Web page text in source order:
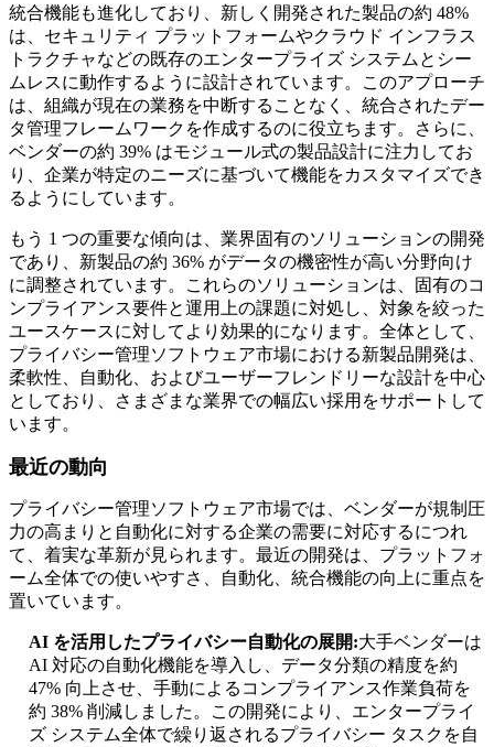
統合機能も進化しており、新しく開発された製品の約 48%
は、セキュリティ プラットフォームやクラウド インフラス
トラクチャなどの既存のエンタープライズ システムとシー
ムレスに動作するように設計されています。このアプローチ
は、組織が現在の業務を中断することなく、統合されたデー
タ管理フレームワークを作成するのに役立ちます。さらに、
ベンダーの約 39% はモジュール式の製品設計に注力してお
り、企業が特定のニーズに基づいて機能をカスタマイズでき
るようにしています。
もう 1 つの重要な傾向は、業界固有のソリューションの開発
であり、新製品の約 36% がデータの機密性が高い分野向け
に調整されています。これらのソリューションは、固有のコ
ンプライアンス要件と運用上の課題に対処し、対象を絞った
ユースケースに対してより効果的になります。全体として、
プライバシー管理ソフトウェア市場における新製品開発は、
柔軟性、自動化、およびユーザーフレンドリーな設計を中心
としており、さまざまな業界での幅広い採用をサポートして
います。
最近の動向
プライバシー管理ソフトウェア市場では、ベンダーが規制圧
力の高まりと自動化に対する企業の需要に対応するにつれ
て、着実な革新が見られます。最近の開発は、プラットフォ
ーム全体での使いやすさ、自動化、統合機能の向上に重点を
置いています。
AI を活用したプライバシー自動化の展開:大手ベンダーは
AI 対応の自動化機能を導入し、データ分類の精度を約
47% 向上させ、手動によるコンプライアンス作業負荷を
約 38% 削減しました。この開発により、エンタープライ
ズ システム全体で繰り返されるプライバシー タスクを自